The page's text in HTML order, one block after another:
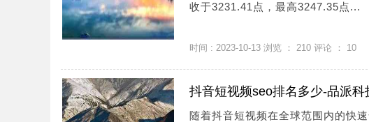
收于3231.41点，最高3247.35点...
时间 : 2023-10-13 浏览 ： 210 评论 ： 10
抖音短视频seo排名多少-品派科
随着抖音短视频在全球范围内的快